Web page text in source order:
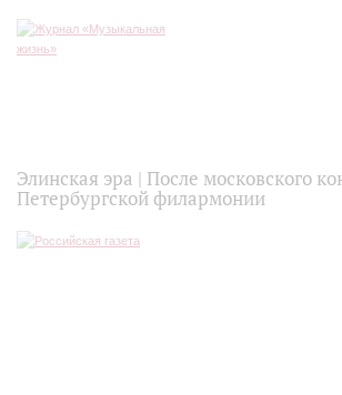
Элинская эра | После московского
Петербургской филармонии